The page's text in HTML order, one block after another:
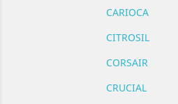
CARIOCA
CITROSIL
CORSAIR
CRUCIAL